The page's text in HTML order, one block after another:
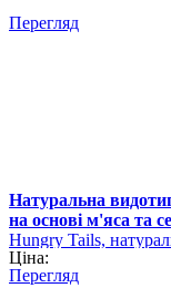
Перегляд
Натуральна
на основі м'яса та
Hungry Tails,
Ціна:
Перегляд